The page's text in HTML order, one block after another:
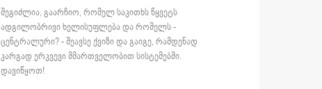
შეგიძლია, გაარჩიო, რომელ საკითხს წყვეტს
ადგილობრივი ხელისუფლება და რომელს -
ცენტრალური? - შეავსე ქვიზი და გაიგე, რამდენად
კარგად ერკვევი მმართველობით სისტემებში.
დავიწყოთ!